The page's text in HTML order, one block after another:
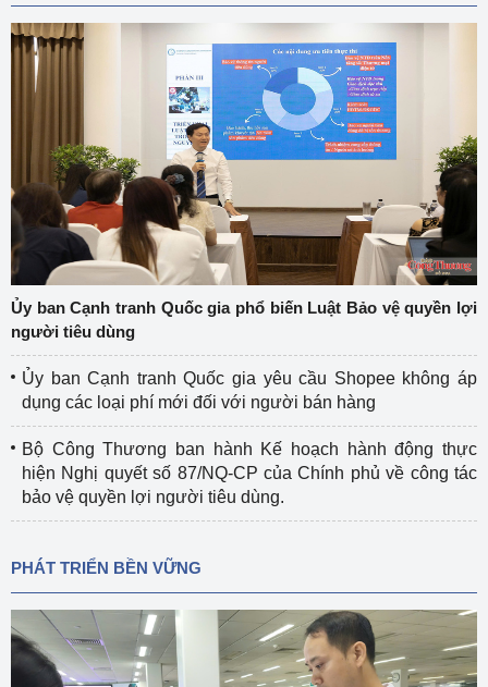
Ủy ban Cạnh tranh Quốc gia phổ biến Luật Bảo vệ quyền lợi
người tiêu dùng
Ủy ban Cạnh tranh Quốc gia yêu cầu Shopee không áp
dụng các loại phí mới đối với người bán hàng
Bộ Công Thương ban hành Kế hoạch hành động thực
hiện Nghị quyết số 87/NQ-CP của Chính phủ về công tác
bảo vệ quyền lợi người tiêu dùng.
PHÁT TRIỂN BỀN VỮNG